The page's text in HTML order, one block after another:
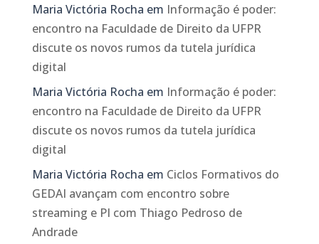
Maria Victória Rocha em Informação é poder:
encontro na Faculdade de Direito da UFPR
discute os novos rumos da tutela jurídica
digital
Maria Victória Rocha em Informação é poder:
encontro na Faculdade de Direito da UFPR
discute os novos rumos da tutela jurídica
digital
Maria Victória Rocha em Ciclos Formativos do
GEDAI avançam com encontro sobre
streaming e PI com Thiago Pedroso de
Andrade